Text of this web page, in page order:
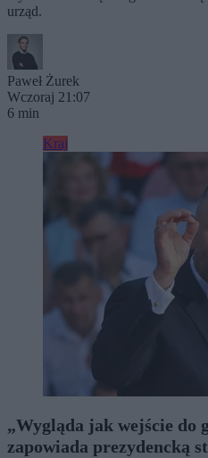
urząd.
Paweł Żurek
Wczoraj 21:07
6 min
Kraj
„Wygląda jak wejście do
zapowiada prezydencką